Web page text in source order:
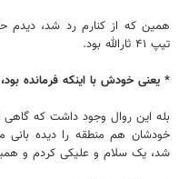
همین که از کنارم رد شد، دیدم
تیپ ۴۱ ثارالله بود.
* یعنی خودش با اینکه فرمانده
بله این روال وجود داشت که
خودشان هم منطقه را دیده بانی
شد، یک سلام و علیکی کردم و